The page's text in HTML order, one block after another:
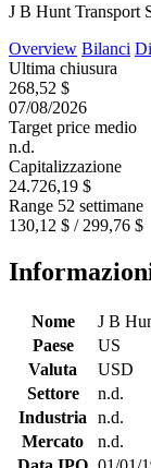
J B Hunt Transport
Overview Bilanci
Ultima chiusura
268,52 $
07/08/2026
Target price medio
n.d.
Capitalizzazione
24.726,19 $
Range 52 settimane
130,12 $ / 299,76 $
Nome
J B
Paese
US
Valuta
USD
Settore
n.d.
Industria
n.d.
Mercato
n.d.